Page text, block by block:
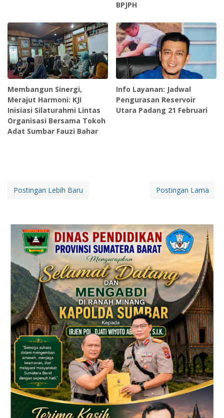
BPJPH
Membangun Sinergi,
Merajut Harmoni: KJI
Inisiasi Silaturahmi Lintas
Organisasi Bersama Tokoh
Adat Sumbar Fauzi Bahar
Info Layanan: Jadwal
Pengurasan Reservoir
Utara Padang 21 Februari
Postingan Lebih Baru Postingan Lama